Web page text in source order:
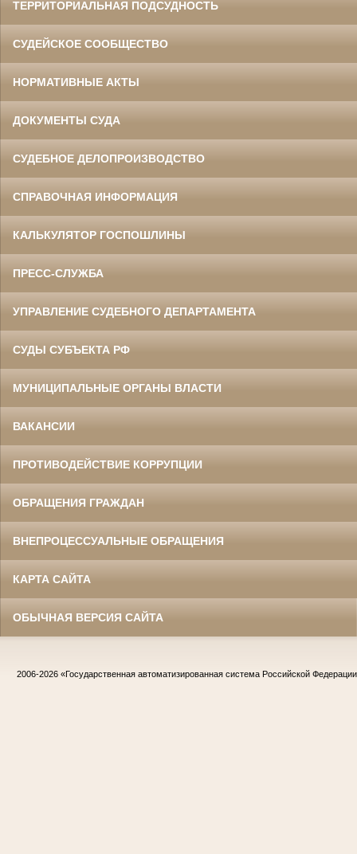
ТЕРРИТОРИАЛЬНАЯ ПОДСУДНОСТЬ
СУДЕЙСКОЕ СООБЩЕСТВО
НОРМАТИВНЫЕ АКТЫ
ДОКУМЕНТЫ СУДА
СУДЕБНОЕ ДЕЛОПРОИЗВОДСТВО
СПРАВОЧНАЯ ИНФОРМАЦИЯ
КАЛЬКУЛЯТОР ГОСПОШЛИНЫ
ПРЕСС-СЛУЖБА
УПРАВЛЕНИЕ СУДЕБНОГО ДЕПАРТАМЕНТА
СУДЫ СУБЪЕКТА РФ
МУНИЦИПАЛЬНЫЕ ОРГАНЫ ВЛАСТИ
ВАКАНСИИ
ПРОТИВОДЕЙСТВИЕ КОРРУПЦИИ
ОБРАЩЕНИЯ ГРАЖДАН
ВНЕПРОЦЕССУАЛЬНЫЕ ОБРАЩЕНИЯ
КАРТА САЙТА
ОБЫЧНАЯ ВЕРСИЯ САЙТА
2006-2026 «Государственная автоматизированная система Российской